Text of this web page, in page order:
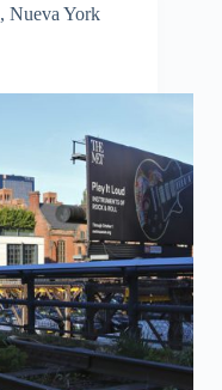
, Nueva York